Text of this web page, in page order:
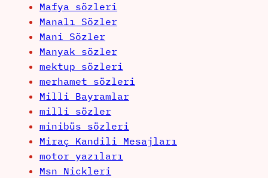
Mafya sözleri
Manalı Sözler
Mani Sözler
Manyak sözler
mektup sözleri
merhamet sözleri
Milli Bayramlar
milli sözler
minibüs sözleri
Miraç Kandili Mesajları
motor yazıları
Msn Nickleri